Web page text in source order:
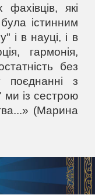
які
істинним
і в науці, і в
гармонія,
без
поєднанні з
ми із сестрою
(Марина